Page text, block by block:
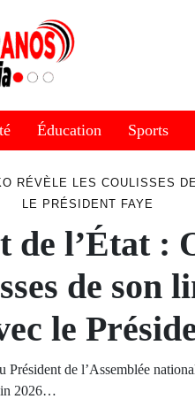
Éducation Sports
RÉVÈLE LES COULISSES
LE PRÉSIDENT FAYE
de l’État :
de son
le
de l’Assemblée
2026…